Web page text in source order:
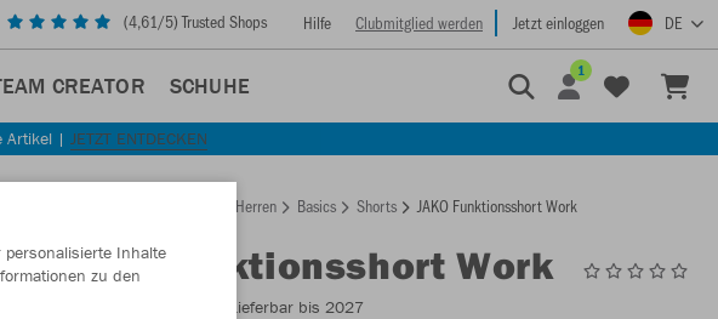
(4,61/5) Trusted Shops Hilfe Clubmitglied werden Jetzt einloggen DE
CREATOR SCHUHE
1
Artikel | JETZT ENTDECKEN
Herren Basics Shorts JAKO Funktionsshort Work
JAKOFunktionsshort Work
- Lieferbar bis 2027
Inhalte
zu den